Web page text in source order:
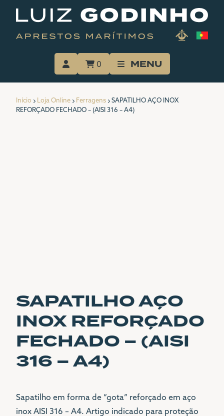
0 MENU
(+351) 21 342 1001
(+351) 96 81 000 81
SEDE
(+351) 21 342 1001
LGL@LGL.PT
AVENIDA 24 DE JULHO
A EMPRESA
Início Loja Online Ferragens
SAPATILHO AÇO INOX
REFORÇADO FECHADO – (AISI 316 – A4)
SAPATILHO AÇO
INOX REFORÇADO
FECHADO – (AISI
316 – A4)
Sapatilho em forma de “gota” reforçado em aço
inox AISI 316 – A4. Artigo indicado para proteção